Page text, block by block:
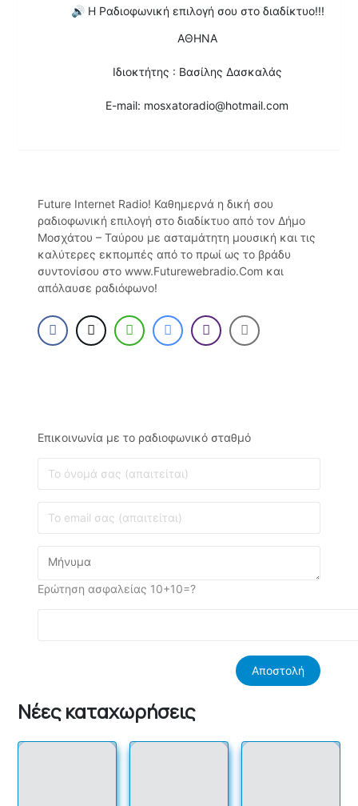
🔊Η Ραδιοφωνική επιλογή σου στο διαδίκτυο!!!
ΑΘΗΝΑ
Ιδιοκτήτης : Βασίλης Δασκαλάς
E-mail: mosxatoradio@hotmail.com
Future Internet Radio! Καθημερνά η δική σου
ραδιοφωνική επιλογή στο διαδίκτυο από τον Δήμο
Μοσχάτου – Ταύρου με ασταμάτητη μουσική και τις
καλύτερες εκπομπές από το πρωί ως το βράδυ
συντονίσου στο www.Futurewebradio.Com και
απόλαυσε ραδιόφωνο!
Επικοινωνία με το ραδιοφωνικό σταθμό
Ερώτηση ασφαλείας 10+10=?
Νέες καταχωρήσεις